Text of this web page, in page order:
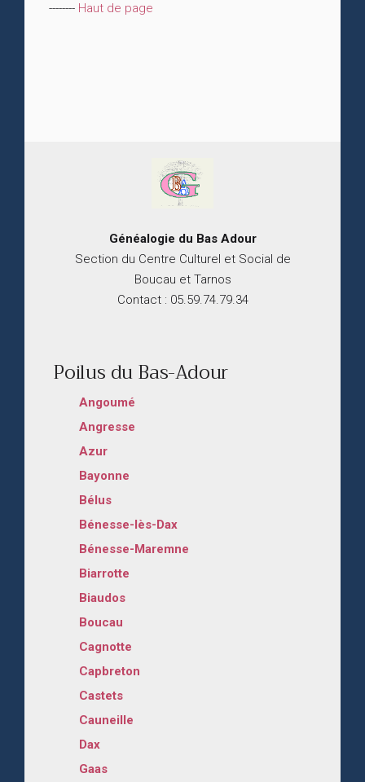
Généalogie du BasAdour
Section du Centre Culturel et Social de
Boucau et Tarnos
Contact : 05.59.74.79.34
Poilus du Bas-Adour
Angoumé
Angresse
Azur
Bayonne
Bélus
Bénesse-lès-Dax
Bénesse-Maremne
Biarrotte
Biaudos
Boucau
Cagnotte
Capbreton
Castets
Cauneille
Dax
Gaas
-------- Haut de page